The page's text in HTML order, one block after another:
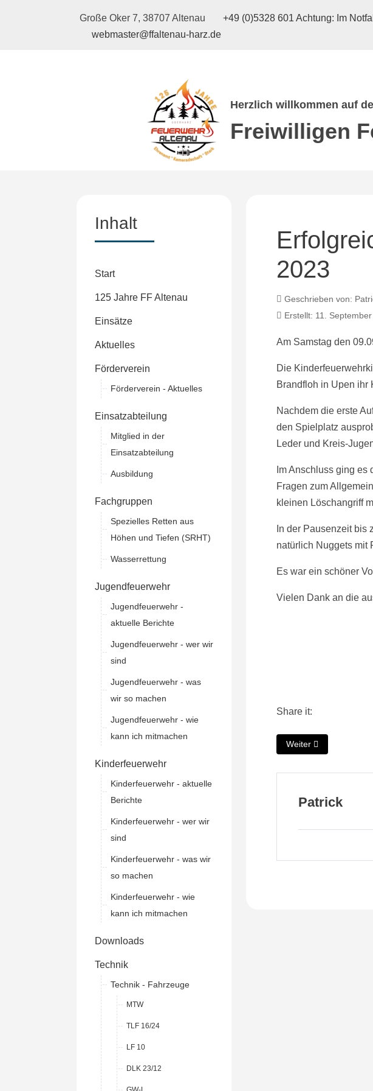
Große Oker 7, 38707 Altenau
+49 (0)5328 601 Achtung: Im
webmaster@ffaltenau-harz.de
Herzlich willkommen auf
Freiwilligen
Inhalt
Start
125 Jahre FF Altenau
Einsätze
Aktuelles
Förderverein
Förderverein - Aktuelles
Einsatzabteilung
Mitglied in der
Einsatzabteilung
Ausbildung
Fachgruppen
Spezielles Retten aus
Höhen und Tiefen (SRHT)
Wasserrettung
Jugendfeuerwehr
Jugendfeuerwehr -
aktuelle Berichte
Jugendfeuerwehr - wer wir
sind
Jugendfeuerwehr - was
wir so machen
Jugendfeuerwehr - wie
kann ich mitmachen
Kinderfeuerwehr
Kinderfeuerwehr - aktuelle
Berichte
Kinderfeuerwehr - wer wir
sind
Kinderfeuerwehr - was wir
so machen
Kinderfeuerwehr - wie
kann ich mitmachen
Downloads
Technik
Technik - Fahrzeuge
MTW
TLF 16/24
LF 10
DLK 23/12
2023
Geschrieben von:
Erstellt: 11.
Am Samstag den
Die
Brandfloh in Upen ihr
Nachdem die erste
den Spielplatz
Leder und Kreis-
Im Anschluss ging
Fragen zum
kleinen Löschangriff
In der Pausenzeit bis
natürlich Nuggets mit
Es war ein schöner
Vielen Dank an die
Share it:
Nächster Beitrag:
Weiter
Patrick